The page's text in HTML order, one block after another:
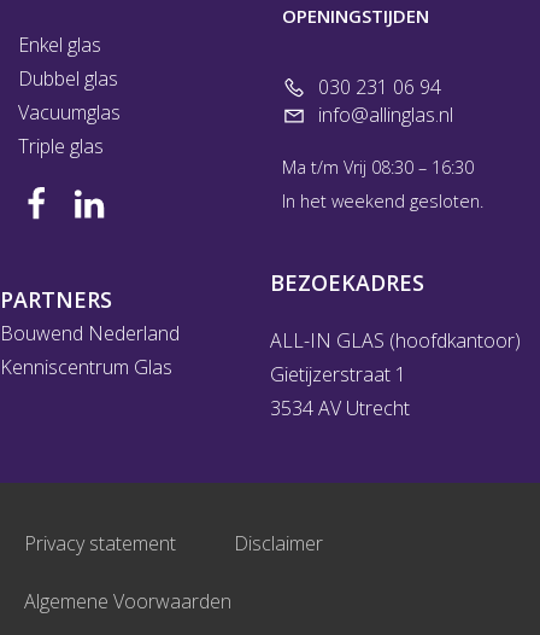
Enkel glas
Dubbel glas
Vacuumglas
Triple glas
OPENINGSTIJDEN
030 231 06 94
info@allinglas.nl
Ma t/m Vrij 08:30 – 16:30
In het weekend gesloten.
PARTNERS
Bouwend Nederland
Kenniscentrum Glas
BEZOEKADRES
ALL-IN GLAS (hoofdkantoor)
Gietijzerstraat 1
3534 AV Utrecht
Privacy statement Disclaimer
Algemene Voorwaarden